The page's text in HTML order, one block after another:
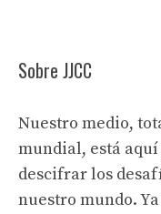
Sobre JJCC
Nuestro medio,
mundial, está
descifrar los
nuestro mundo.